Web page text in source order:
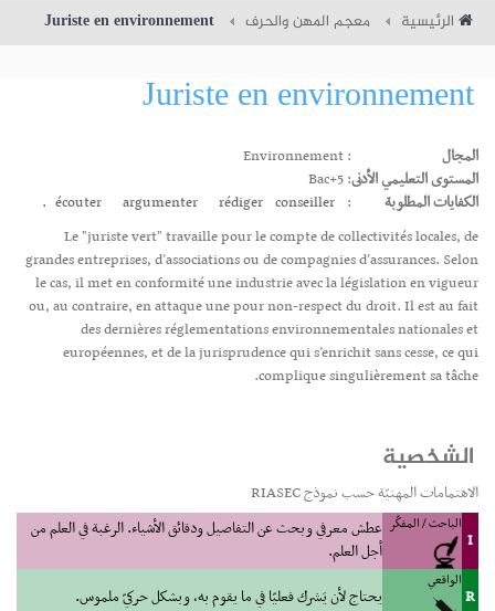
الرئيسية معجم المهن والحرف Juriste en environnement
Juriste en environnement
المجال
: Environnement
المستوى التعليمي الأدنى: Bac+5
الكفايات المطلوبة
:
écouter argumenter rédiger conseiller.
Le "juriste vert" travaille pour le compte de collectivités locales, de
grandes entreprises, d’associations ou de compagnies d’assurances. Selon
le cas, il met en conformité une industrie avec la législation en vigueur
ou, au contraire, en attaque une pour non-respect du droit. Il est au fait
des dernières réglementations environnementales nationales et
européennes, et de la jurisprudence qui s’enrichit sans cesse, ce qui
complique singulièrement sa tâche.
الشخصية
الاهتمامات المهنيّة حسب نموذج RIASEC
I
الباحث / المفكّر عطش معرفي وبحث عن التفاصيل ودقائق الأشياء. الرغبة في العلم من
أجل العلم.
R
الواقعي
يحتاج لأن يَشرك فعليّا في ما يقوم به، وبشكل حركيّ ملموس.